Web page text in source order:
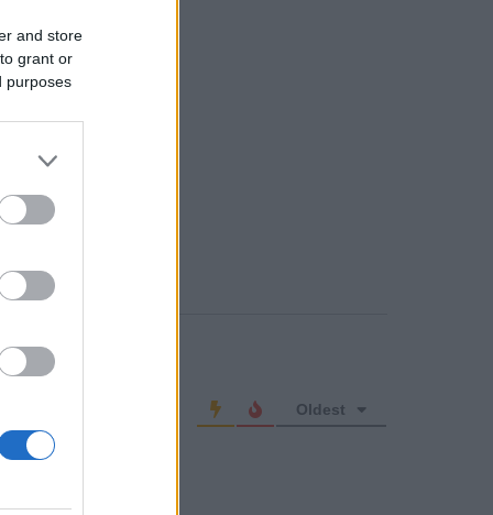
and store
grant or
purposes
Oldest